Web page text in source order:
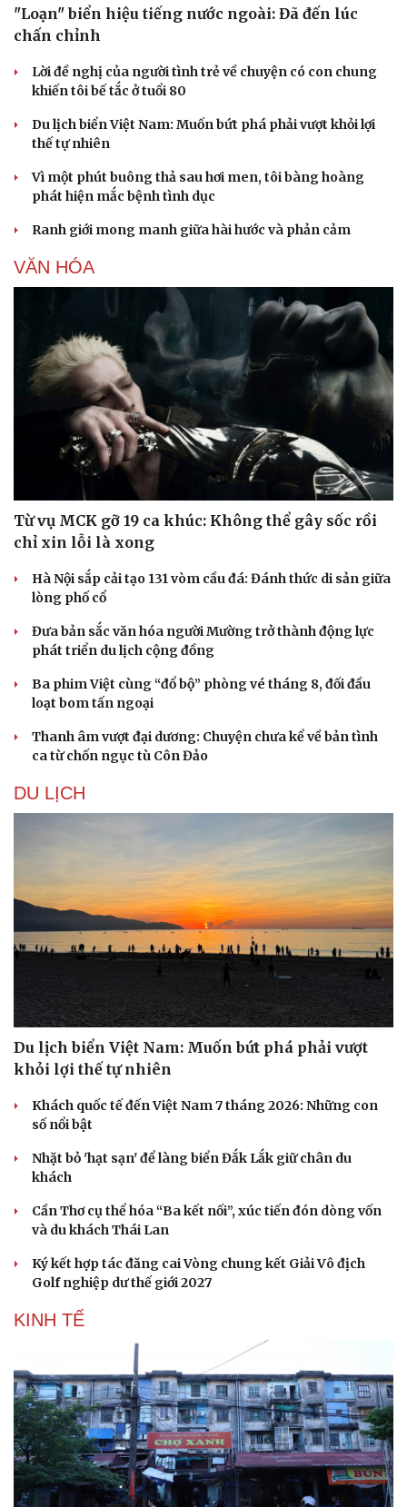
Du lịch
Tư vấn
check-in
Podcast
"Loạn" biển hiệu tiếng nước ngoài: Đã đến lúc
chấn chỉnh
Lời đề nghị của người tình trẻ về chuyện có con chung
khiến tôi bế tắc ở tuổi 80
Du lịch biển Việt Nam: Muốn bứt phá phải vượt khỏi lợi
thế tự nhiên
Vì một phút buông thả sau hơi men, tôi bàng hoàng
phát hiện mắc bệnh tình dục
Ranh giới mong manh giữa hài hước và phản cảm
VĂN HÓA
Từ vụ MCK gỡ 19 ca khúc: Không thể gây sốc rồi
chỉ xin lỗi là xong
Hà Nội sắp cải tạo 131 vòm cầu đá: Đánh thức di sản giữa
lòng phố cổ
Đưa bản sắc văn hóa người Mường trở thành động lực
phát triển du lịch cộng đồng
Ba phim Việt cùng “đổ bộ” phòng vé tháng 8, đối đầu
loạt bom tấn ngoại
Thanh âm vượt đại dương: Chuyện chưa kể về bản tình
ca từ chốn ngục tù Côn Đảo
DU LỊCH
Du lịch biển Việt Nam: Muốn bứt phá phải vượt
khỏi lợi thế tự nhiên
Khách quốc tế đến Việt Nam 7 tháng 2026: Những con
số nổi bật
Nhặt bỏ 'hạt sạn' để làng biển Đắk Lắk giữ chân du
khách
Cần Thơ cụ thể hóa “Ba kết nối”, xúc tiến đón dòng vốn
và du khách Thái Lan
Ký kết hợp tác đăng cai Vòng chung kết Giải Vô địch
Golf nghiệp dư thế giới 2027
KINH TẾ